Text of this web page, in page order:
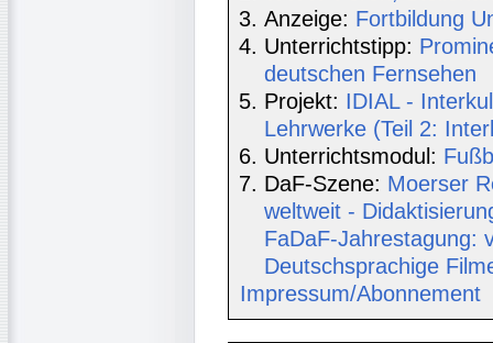
Anzeige: Fortbildung
Unterrichtstipp:
deutschen Fernsehen
Projekt: IDIAL -
Lehrwerke (Teil 2:
Unterrichtsmodul:
DaF-Szene: Moerser
weltweit -
FaDaF-Jahrestagung:
Deutschsprachige
Impressum/Abonnement